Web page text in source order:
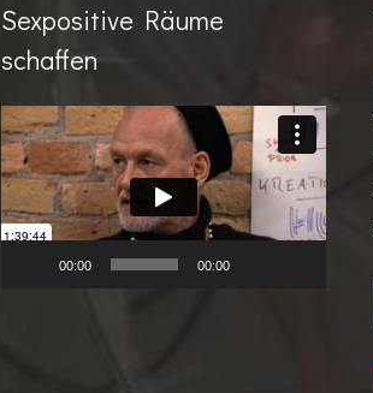
Sexpositive Räume
schaffen
Video-
Player
00:00 00:00